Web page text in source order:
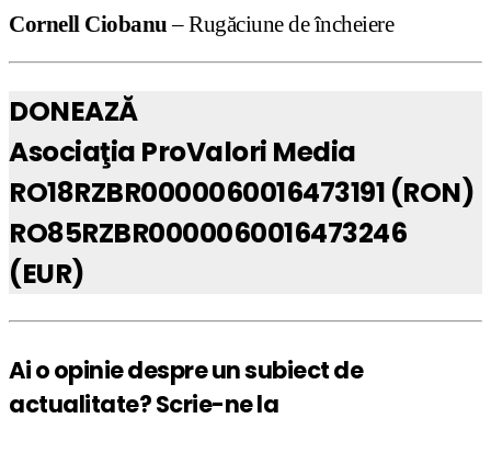
Cornell Ciobanu– Rugăciune de încheiere
DONEAZĂ
Asociaţia ProValori Media
RO18RZBR0000060016473191 (RON)
RO85RZBR0000060016473246
(EUR)
Ai o opinie despre un subiect de
actualitate? Scrie-ne la